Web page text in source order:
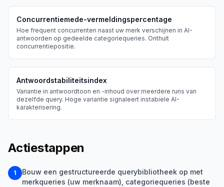
Concurrentiemede-vermeldingspercentage
Hoe frequent concurrenten naast uw merk verschijnen in AI-
antwoorden op gedeelde categoriequeries. Onthult
concurrentiepositie.
Antwoordstabiliteitsindex
Variantie in antwoordtoon en -inhoud over meerdere runs van
dezelfde query. Hoge variantie signaleert instabiele AI-
karakterisering.
Actiestappen
1
Bouw een gestructureerde querybibliotheek op met
merkqueries (uw merknaam), categoriequeries (beste